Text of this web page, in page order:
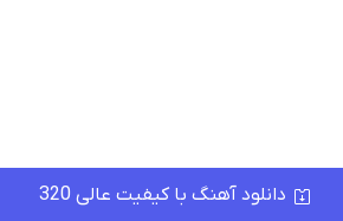
دانلود آهنگ با کیفیت عالی 320